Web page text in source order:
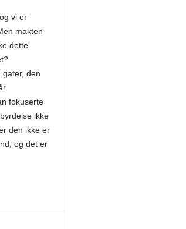
vi er
makten
dette
gater, den
fokuserte
ikke
den ikke er
og det er